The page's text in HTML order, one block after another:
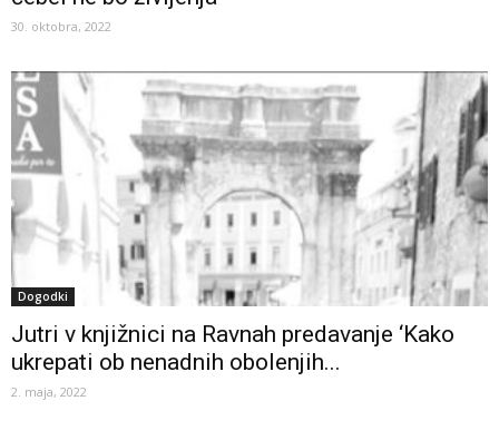
30. oktobra, 2022
Dogodki
Jutri v knjižnici na Ravnah predavanje ‘Kako
ukrepati ob nenadnih obolenjih...
2. maja, 2022